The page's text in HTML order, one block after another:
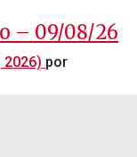
– 09/08/26
2026) por